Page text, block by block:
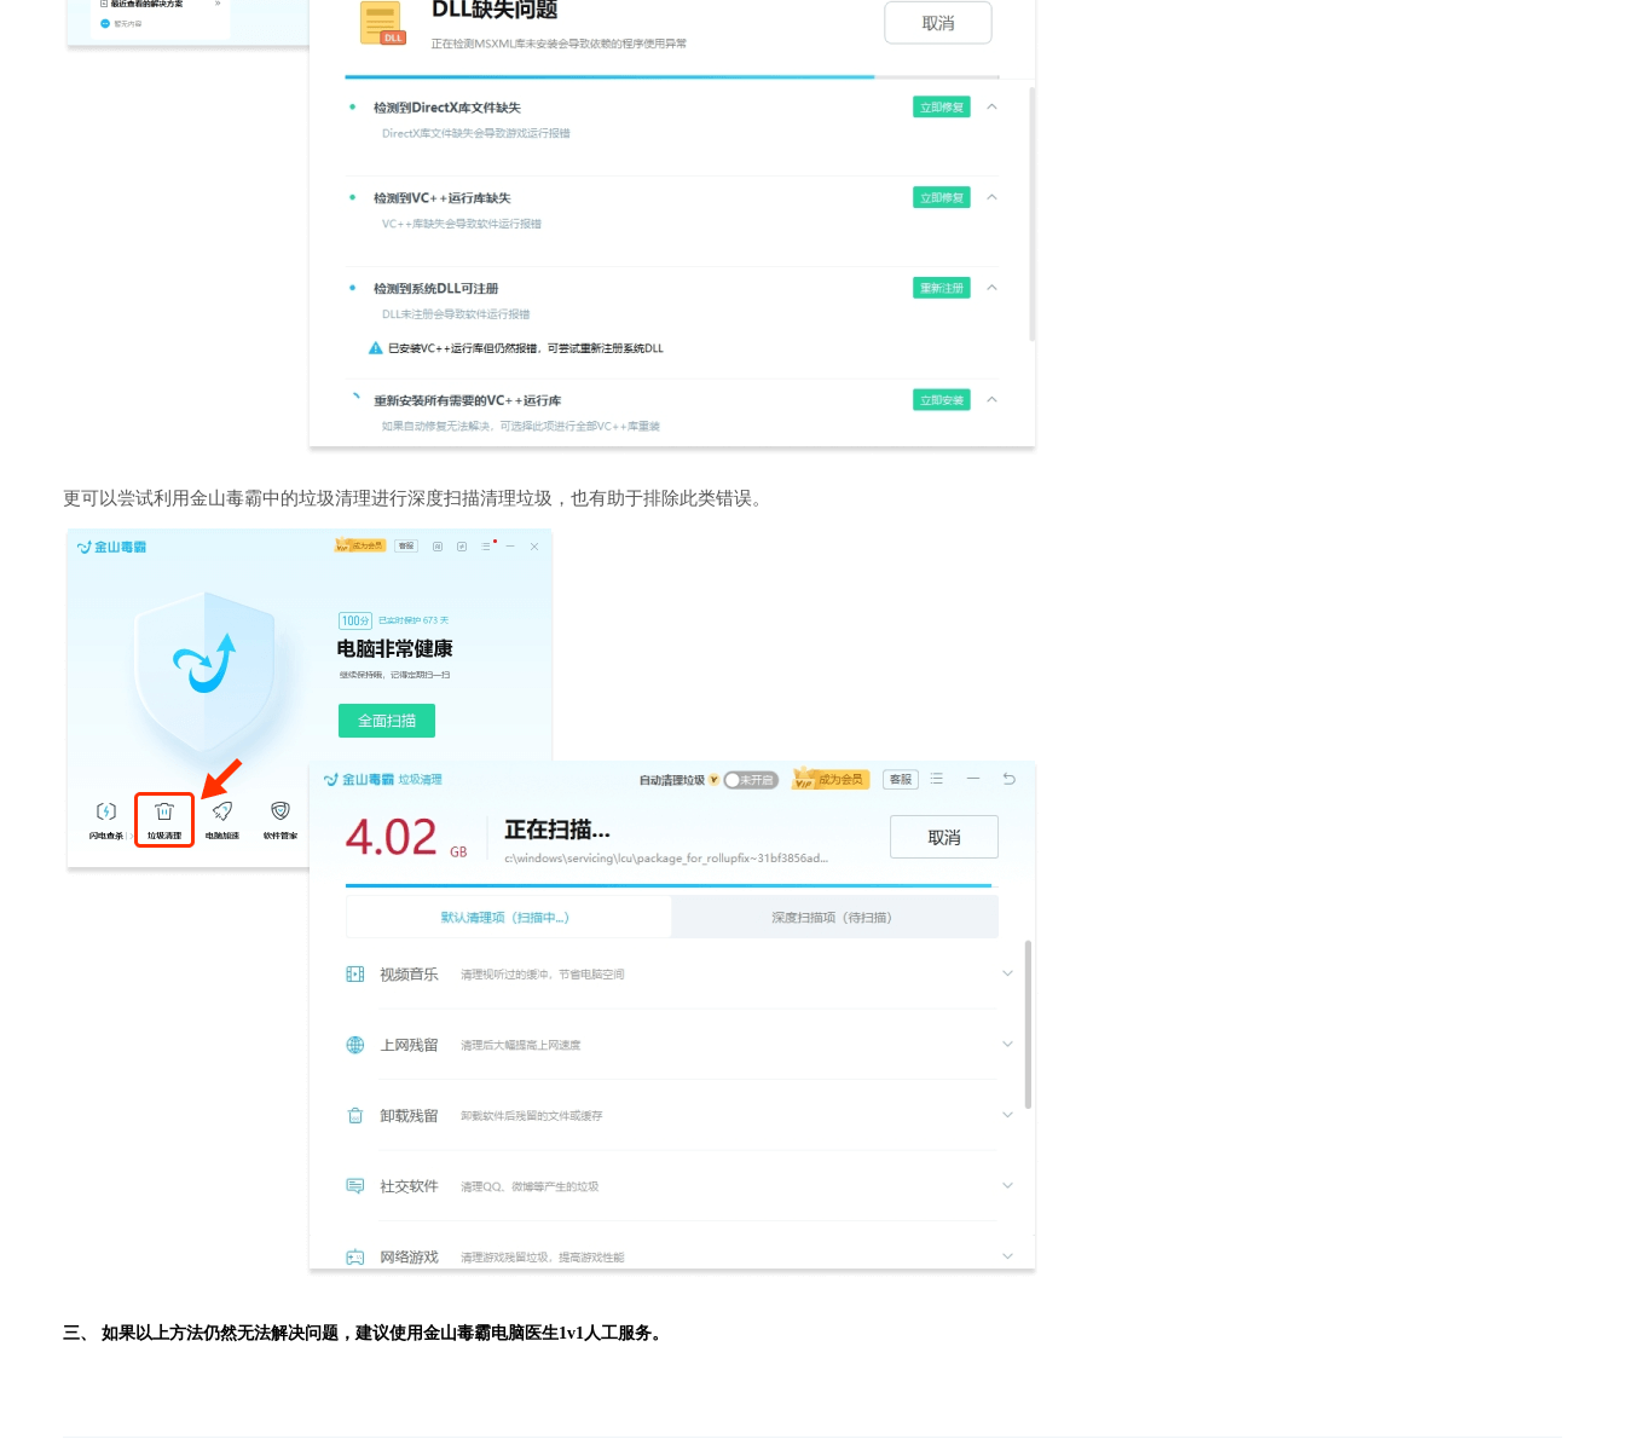
更可以尝试利用金山毒霸中的垃圾清理进行深度扫描清理垃圾，也有助于排除此类错误。
三、 如果以上方法仍然无法解决问题，建议使用金山毒霸电脑医生1v1人工服务。